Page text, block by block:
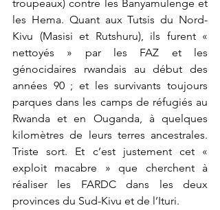
troupeaux) contre les Banyamulenge et
les Hema. Quant aux Tutsis du Nord-
Kivu (Masisi et Rutshuru), ils furent «
nettoyés » par les FAZ et les
génocidaires rwandais au début des
années 90 ; et les survivants toujours
parques dans les camps de réfugiés au
Rwanda et en Ouganda, à quelques
kilomètres de leurs terres ancestrales.
Triste sort. Et c’est justement cet «
exploit macabre » que cherchent à
réaliser les FARDC dans les deux
provinces du Sud-Kivu et de l’Ituri.